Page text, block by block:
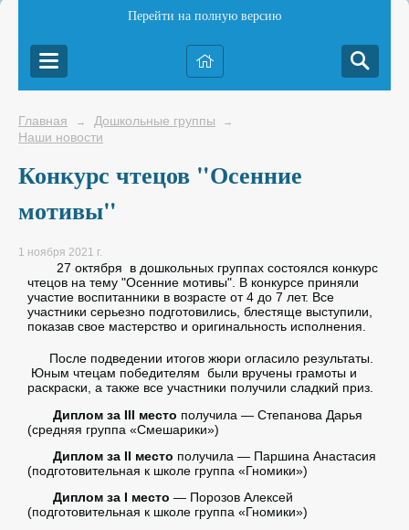
Перейти на полную версию
Главная → Дошкольные группы →
Наши новости
Конкурс чтецов "Осенние
мотивы"
1 ноября 2021 г.
27 октября в дошкольных группах состоялся конкурс
чтецов на тему "Осенние мотивы". В конкурсе приняли
участие воспитанники в возрасте от 4 до 7 лет. Все
участники серьезно подготовились, блестяще выступили,
показав свое мастерство и оригинальность исполнения.
После подведении итогов жюри огласило результаты.
Юным чтецам победителям были вручены грамоты и
раскраски, а также все участники получили сладкий приз.
Диплом за III место получила — Степанова Дарья
(средняя группа «Смешарики»)
Диплом за II место получила — Паршина Анастасия
(подготовительная к школе группа «Гномики»)
Диплом за I место — Порозов Алексей
(подготовительная к школе группа «Гномики»)